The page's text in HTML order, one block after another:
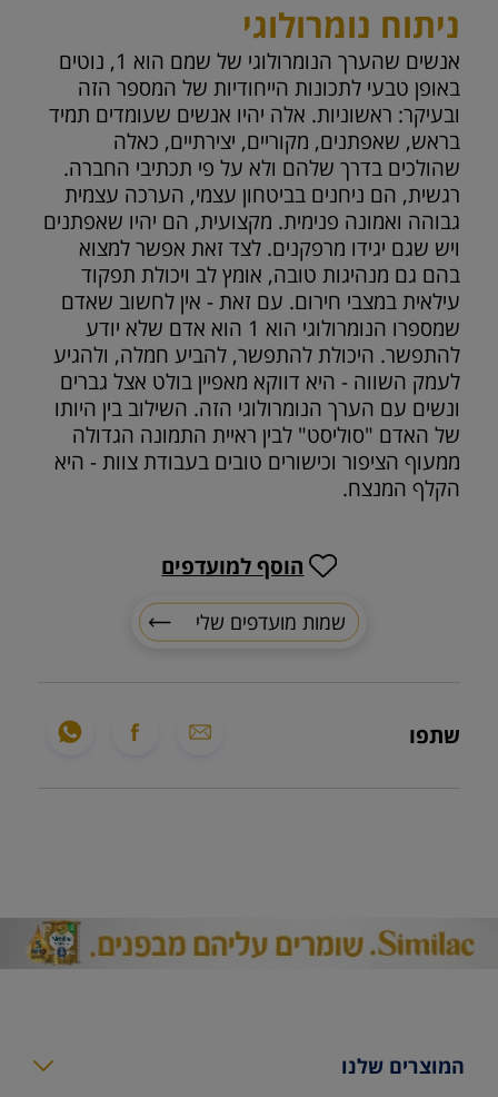
ניתוח נומרולוגי
אנשים שהערך הנומרולוגי של שמם הוא 1, נוטים
באופן טבעי לתכונות הייחודיות של המספר הזה
ובעיקר: ראשוניות. אלה יהיו אנשים שעומדים תמיד
בראש, שאפתנים, מקוריים, יצירתיים, כאלה
שהולכים בדרך שלהם ולא על פי תכתיבי החברה.
רגשית, הם ניחנים בביטחון עצמי, הערכה עצמית
גבוהה ואמונה פנימית. מקצועית, הם יהיו שאפתנים
ויש שגם יגידו מרפקנים. לצד זאת אפשר למצוא
בהם גם מנהיגות טובה, אומץ לב ויכולת תפקוד
עילאית במצבי חירום. עם זאת - אין לחשוב שאדם
שמספרו הנומרולוגי הוא 1 הוא אדם שלא יודע
להתפשר. היכולת להתפשר, להביע חמלה, ולהגיע
לעמק השווה - היא דווקא מאפיין בולט אצל גברים
ונשים עם הערך הנומרולוגי הזה. השילוב בין היותו
של האדם "סוליסט" לבין ראיית התמונה הגדולה
ממעוף הציפור וכישורים טובים בעבודת צוות - היא
הקלף המנצח.
שתפו
שמות מועדפים שלי
הוסף למועדפים
המוצרים שלנו